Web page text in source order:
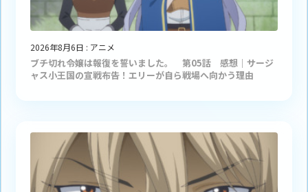
2026年8月6日 : アニメ
ブチ切れ令嬢は報復を誓いました。 第05話 感想｜サージ
ャス小王国の宣戦布告！エリーが自ら戦場へ向かう理由